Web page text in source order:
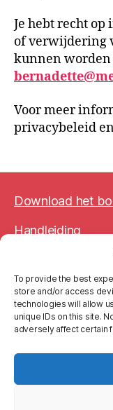
To provide the best
store and/or access
technologies will allow
unique IDs on this site.
adversely affect certain
Je hebt recht
of verwijdering
kunnen worden
Voor meer
privacybeleid
Download het
Handleiding
Algemene
Privacyverklaring